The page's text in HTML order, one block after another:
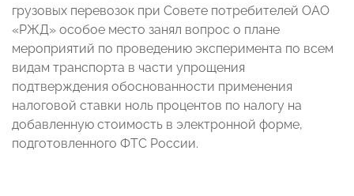
грузовых перевозок при Совете потребителей ОАО
«РЖД» особое место занял вопрос о плане
мероприятий по проведению эксперимента по всем
видам транспорта в части упрощения
подтверждения обоснованности применения
налоговой ставки ноль процентов по налогу на
добавленную стоимость в электронной форме,
подготовленного ФТС России.